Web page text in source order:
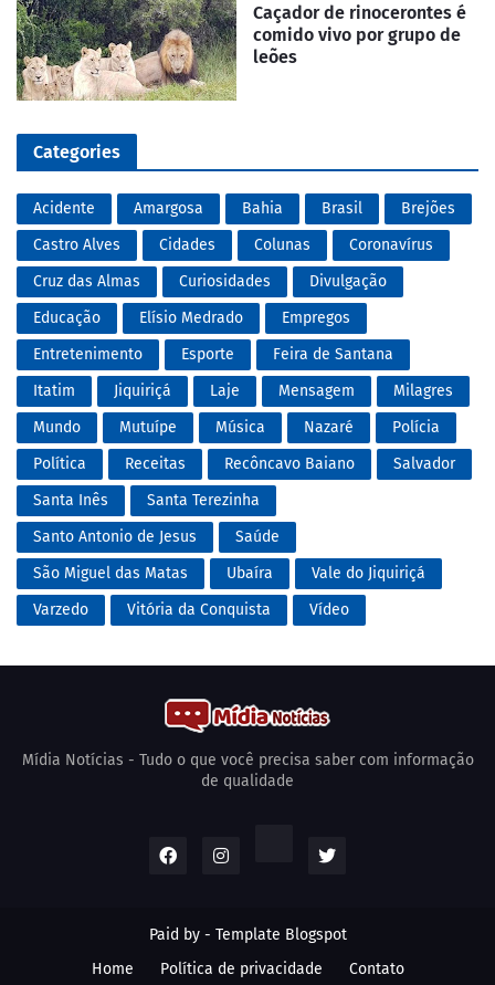
Caçador de rinocerontes é
comido vivo por grupo de
leões
Categories
Acidente Amargosa Bahia Brasil
Brejões
Castro Alves
Cidades Colunas
Coronavírus
Cruz das Almas
Curiosidades
Divulgação
Educação
Elísio Medrado
Empregos
Entretenimento
Esporte
Feira de Santana
Itatim
Jiquiriçá Laje Mensagem
Milagres
Mundo
Mutuípe Música Nazaré
Polícia
Política
Receitas Recôncavo Baiano
Salvador
Santa Inês
Santa Terezinha
Santo Antonio de Jesus
Saúde
São Miguel das Matas
Ubaíra
Vale do Jiquiriçá
Varzedo
Vitória da Conquista Vídeo
Mídia Notícias - Tudo o que você precisa saber com informação
de qualidade
Paid by - Template Blogspot
Home
Política de privacidade Contato